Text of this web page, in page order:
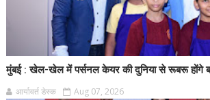
मुंबई : खेल-खेल में पर्सनल केयर की दुनिया से रूबरू होंगे
आर्यावर्त डेस्क Aug 07, 2026